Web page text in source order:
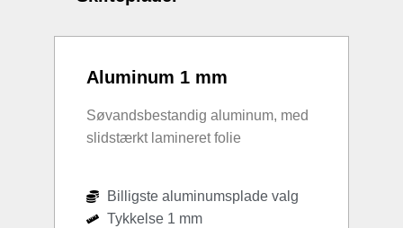
Aluminum 1 mm
Søvandsbestandig aluminum, med
slidstærkt lamineret folie
Billigste aluminumsplade valg
Tykkelse 1 mm